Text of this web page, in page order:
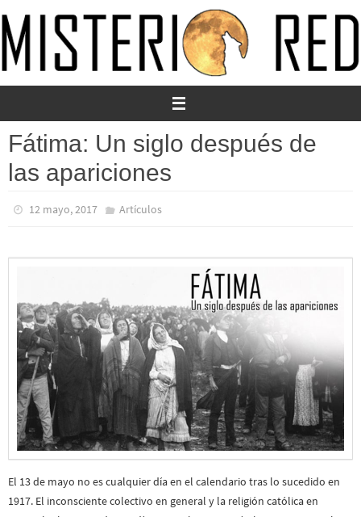
al
contenido
Fátima: Un siglo después de
las apariciones
12 mayo, 2017 Artículos
El 13 de mayo no es cualquier día en el calendario tras lo sucedido en
1917. El inconsciente colectivo en general y la religión católica en